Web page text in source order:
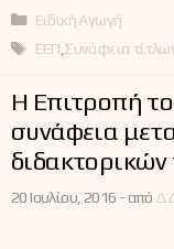
Κατηγορίες
Ειδική Αγωγή
Ετικέτες
ΕΕΠ Συνάφεια
Η Επιτροπή
συνάφεια
διδακτορικών
20 Ιουλίου, 2016 -από